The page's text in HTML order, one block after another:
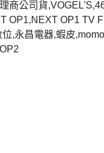
菲雪品克
而浦
格
｜惠而浦
｜博朗格
｜聲寶
▹HITACHI
▹LG｜樂金